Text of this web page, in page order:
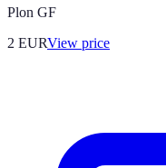
Plon GF
2 EURView price